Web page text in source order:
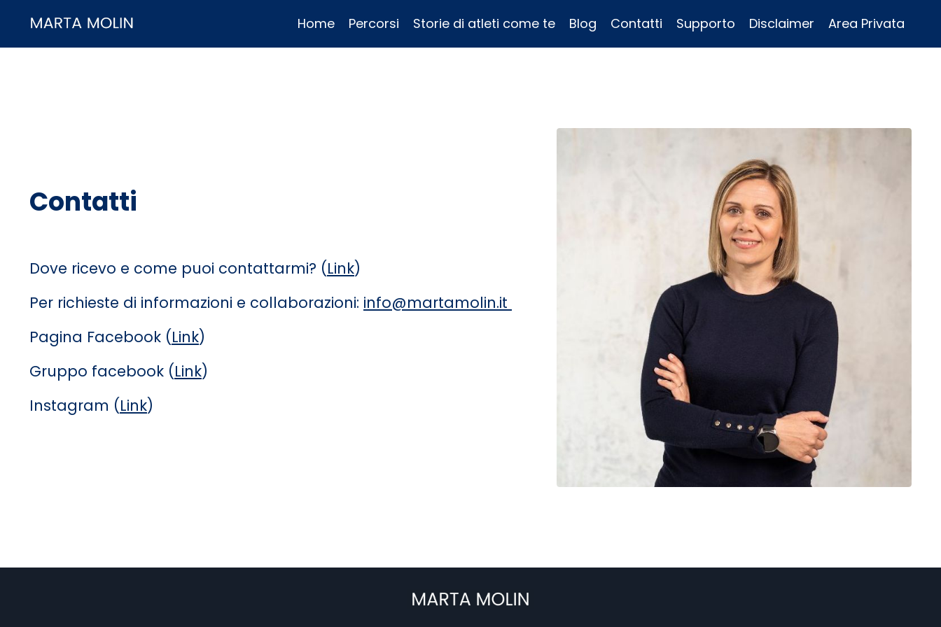
Home Percorsi Storie di atleti come te Blog Contatti Supporto Disclaimer Area Privata
Contatti
Dove ricevo e come puoi contattarmi? (Link)
Per richieste di informazioni e collaborazioni: info@martamolin.it
Pagina Facebook (Link)
Gruppo facebook (Link)
Instagram (Link)